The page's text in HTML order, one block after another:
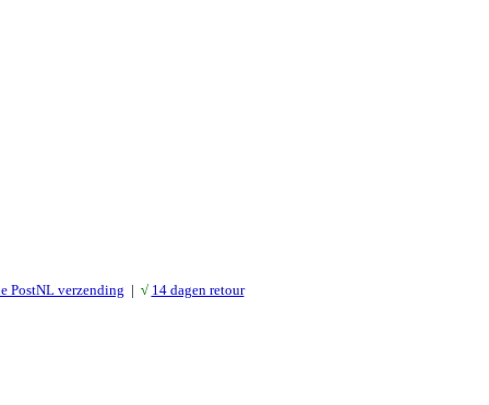
PostNL verzending | √ 14 dagen retour